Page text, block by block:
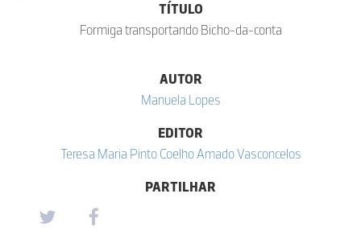
TÍTULO
Formiga transportando Bicho-da-conta
AUTOR
Manuela Lopes
EDITOR
Teresa Maria Pinto Coelho Amado Vasconcelos
PARTILHAR